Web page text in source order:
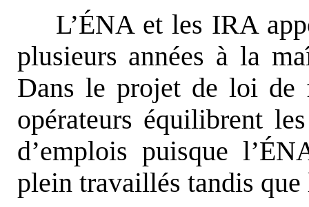
L’ÉNA et les IRA
plusieurs années à la
Dans le projet de loi de
opérateurs équilibrent
d’emplois puisque
plein travaillés tandis